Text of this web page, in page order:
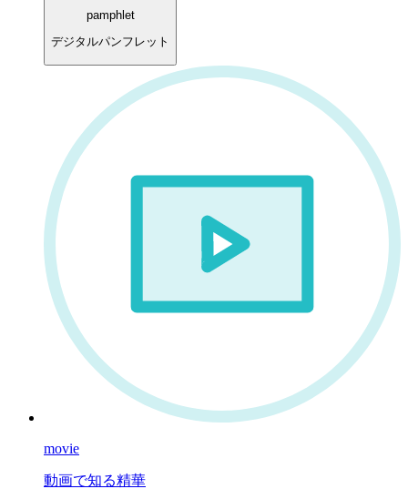
pamphlet
デジタルパンフレット
movie
動画で知る精華